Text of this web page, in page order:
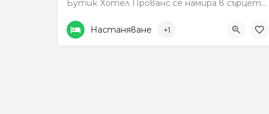
Бутик Хотел Прованс се намира в сърцето на слънчев Петрич, в уханната прегръдка на планина Беласица. С…
0895703370
Настаняване +1